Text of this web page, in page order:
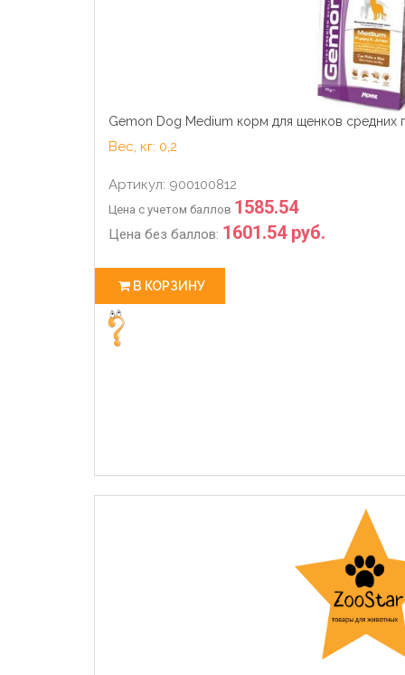
Gemon Dog Medium корм для щенков средних
Вес, кг: 0,2
Артикул: 900100812
Цена с учетом баллов 1585.54
Цена без баллов: 1601.54 руб.
В КОРЗИНУ